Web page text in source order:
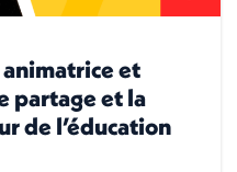
et
partage et la
de l’éducation